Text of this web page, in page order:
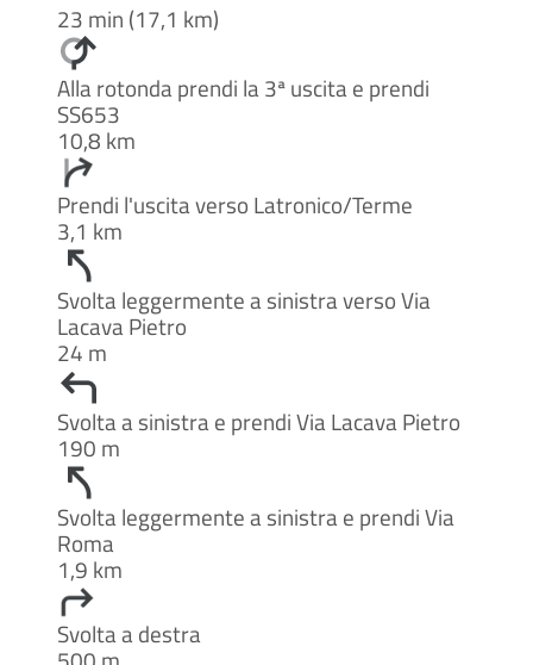
23 min (17,1 km)
Alla rotonda prendi la 3ª uscita e prendi
SS653
10,8 km
Prendi l'uscita verso Latronico/Terme
3,1 km
Svolta leggermente a sinistra verso Via
Lacava Pietro
24 m
Svolta a sinistra e prendi Via Lacava Pietro
190 m
Svolta leggermente a sinistra e prendi Via
Roma
1,9 km
Svolta a destra